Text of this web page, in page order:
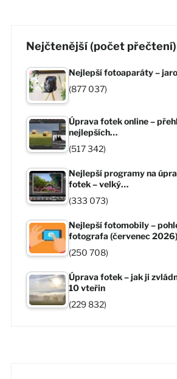
Nejčtenější (počet přečtení)
Nejlepší fotoaparáty –
(877 037)
Úprava fotek online –
nejlepších…
(517 342)
Nejlepší programy na
fotek – velký…
(333 073)
Nejlepší fotomobily –
fotografa (červenec 2026)
(250 708)
Úprava fotek – jak ji
10 vteřin
(229 832)